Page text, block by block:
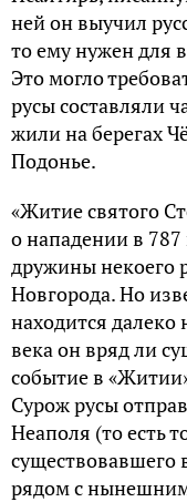
ней он выучил
то ему нужен для
Это могло
русы составляли
жили на берегах
Подонье.
«Житие святого
о нападении в
дружины некоего
Новгорода. Но
находится далеко
века он вряд ли
событие в
Сурож русы
Неаполя (то есть
существовавшего
рядом с